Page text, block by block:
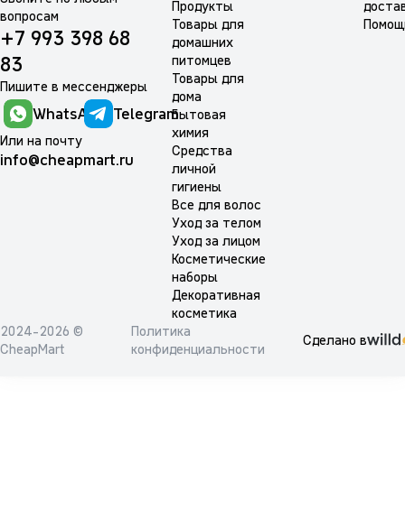
вопросам
+7 993 398 68
83
Пишите в мессенджеры
WhatsApp Telegram
Или на почту
info@cheapmart.ru
Продукты
Товары для
домашних
питомцев
Товары для
дома
Бытовая
химия
Средства
личной
гигиены
Все для волос
Уход за телом
Уход за лицом
Косметические
наборы
Декоративная
косметика
2024-2026 ©
CheapMart
Политика
конфиденциальности
Сделано в